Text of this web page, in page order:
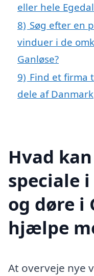
eller hele
8) Søg efter en
vinduer i de
Ganløse?
9) Find et firma
dele af Danmark
Hvad
speciale
og døre i
hjælpe
At overveje nye